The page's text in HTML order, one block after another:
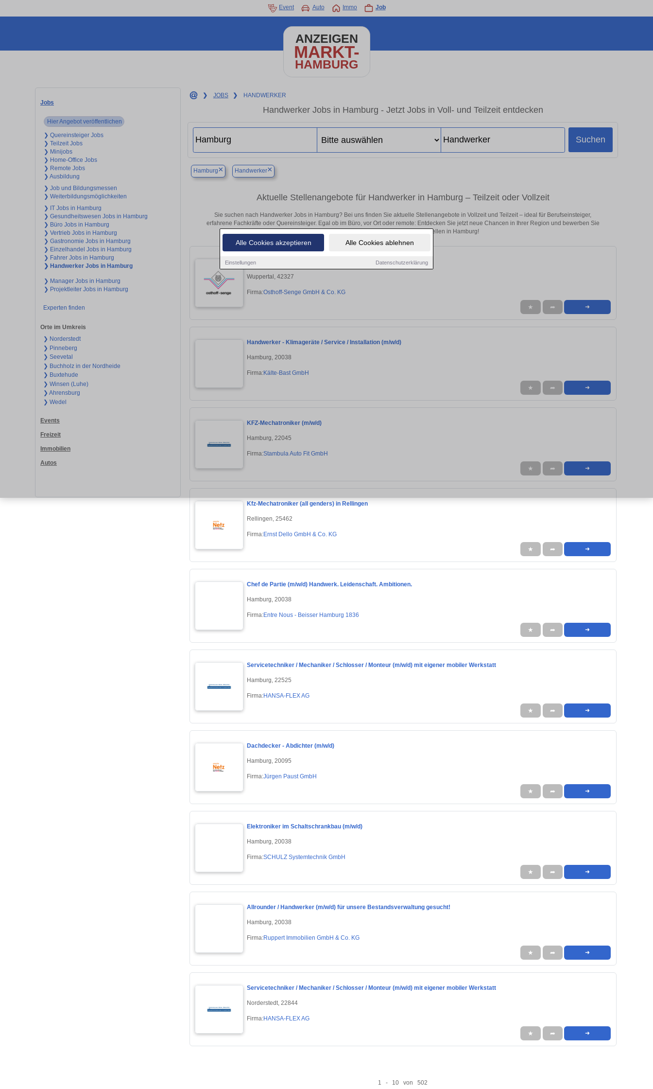
Alle Cookies akzeptieren Alle Cookies ablehnen
Einstellungen Datenschutzerklärung
Event Auto Immo Job
ANZEIGEN
MARKT-
HAMBURG
Jobs
Hier Angebot veröffentlichen
❯ Quereinsteiger Jobs
❯ Teilzeit Jobs
❯ Minijobs
❯ Home-Office Jobs
❯ Remote Jobs
❯ Ausbildung
❯ Job und Bildungsmessen
❯ Weiterbildungsmöglichkeiten
❯ IT Jobs in Hamburg
❯ Gesundheitswesen Jobs in Hamburg
❯ Büro Jobs in Hamburg
❯ Vertrieb Jobs in Hamburg
❯ Gastronomie Jobs in Hamburg
❯ Einzelhandel Jobs in Hamburg
❯ Fahrer Jobs in Hamburg
❯ Handwerker Jobs in Hamburg
❯ Manager Jobs in Hamburg
❯ Projektleiter Jobs in Hamburg
Experten finden
Orte im Umkreis
❯ Norderstedt
❯ Pinneberg
❯ Seevetal
❯ Buchholz in der Nordheide
❯ Buxtehude
❯ Winsen (Luhe)
❯ Ahrensburg
❯ Wedel
Events
Freizeit
Immobilien
Autos
❯ JOBS ❯ HANDWERKER
Handwerker Jobs in Hamburg - Jetzt Jobs in Voll- und Teilzeit entdecken
Suchen
Hamburg× Handwerker×
Aktuelle Stellenangebote für Handwerker in Hamburg – Teilzeit oder Vollzeit
Sie suchen nach Handwerker Jobs in Hamburg? Bei uns finden Sie aktuelle Stellenangebote in Vollzeit und Teilzeit – ideal für Berufseinsteiger,
erfahrene Fachkräfte oder Quereinsteiger. Egal ob im Büro, vor Ort oder remote: Entdecken Sie jetzt neue Chancen in Ihrer Region und bewerben Sie
sich direkt auf passende Handwerker-Stellen in Hamburg!
Servicetechniker / Inbetriebnahme Techniker (m/w/d)
Wuppertal, 42327
Firma:Osthoff-Senge GmbH & Co. KG
★ ➦ ➜
Handwerker - Klimageräte / Service / Installation (m/w/d)
Hamburg, 20038
Firma:Kälte-Bast GmbH
★ ➦ ➜
KFZ-Mechatroniker (m/w/d)
Hamburg, 22045
Firma:Stambula Auto Fit GmbH
★ ➦ ➜
Kfz-Mechatroniker (all genders) in Rellingen
Rellingen, 25462
Firma:Ernst Dello GmbH & Co. KG
★ ➦ ➜
Chef de Partie (m/w/d) Handwerk. Leidenschaft. Ambitionen.
Hamburg, 20038
Firma:Entre Nous - Beisser Hamburg 1836
★ ➦ ➜
Servicetechniker / Mechaniker / Schlosser / Monteur (m/w/d) mit eigener mobiler Werkstatt
Hamburg, 22525
Firma:HANSA-FLEX AG
★ ➦ ➜
Dachdecker - Abdichter (m/w/d)
Hamburg, 20095
Firma:Jürgen Paust GmbH
★ ➦ ➜
Elektroniker im Schaltschrankbau (m/w/d)
Hamburg, 20038
Firma:SCHULZ Systemtechnik GmbH
★ ➦ ➜
Allrounder / Handwerker (m/w/d) für unsere Bestandsverwaltung gesucht!
Hamburg, 20038
Firma:Ruppert Immobilien GmbH & Co. KG
★ ➦ ➜
Servicetechniker / Mechaniker / Schlosser / Monteur (m/w/d) mit eigener mobiler Werkstatt
Norderstedt, 22844
Firma:HANSA-FLEX AG
★ ➦ ➜
1 - 10 von 502